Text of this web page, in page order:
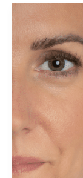
Lücke
…
diese
entsetzliche
Lücke